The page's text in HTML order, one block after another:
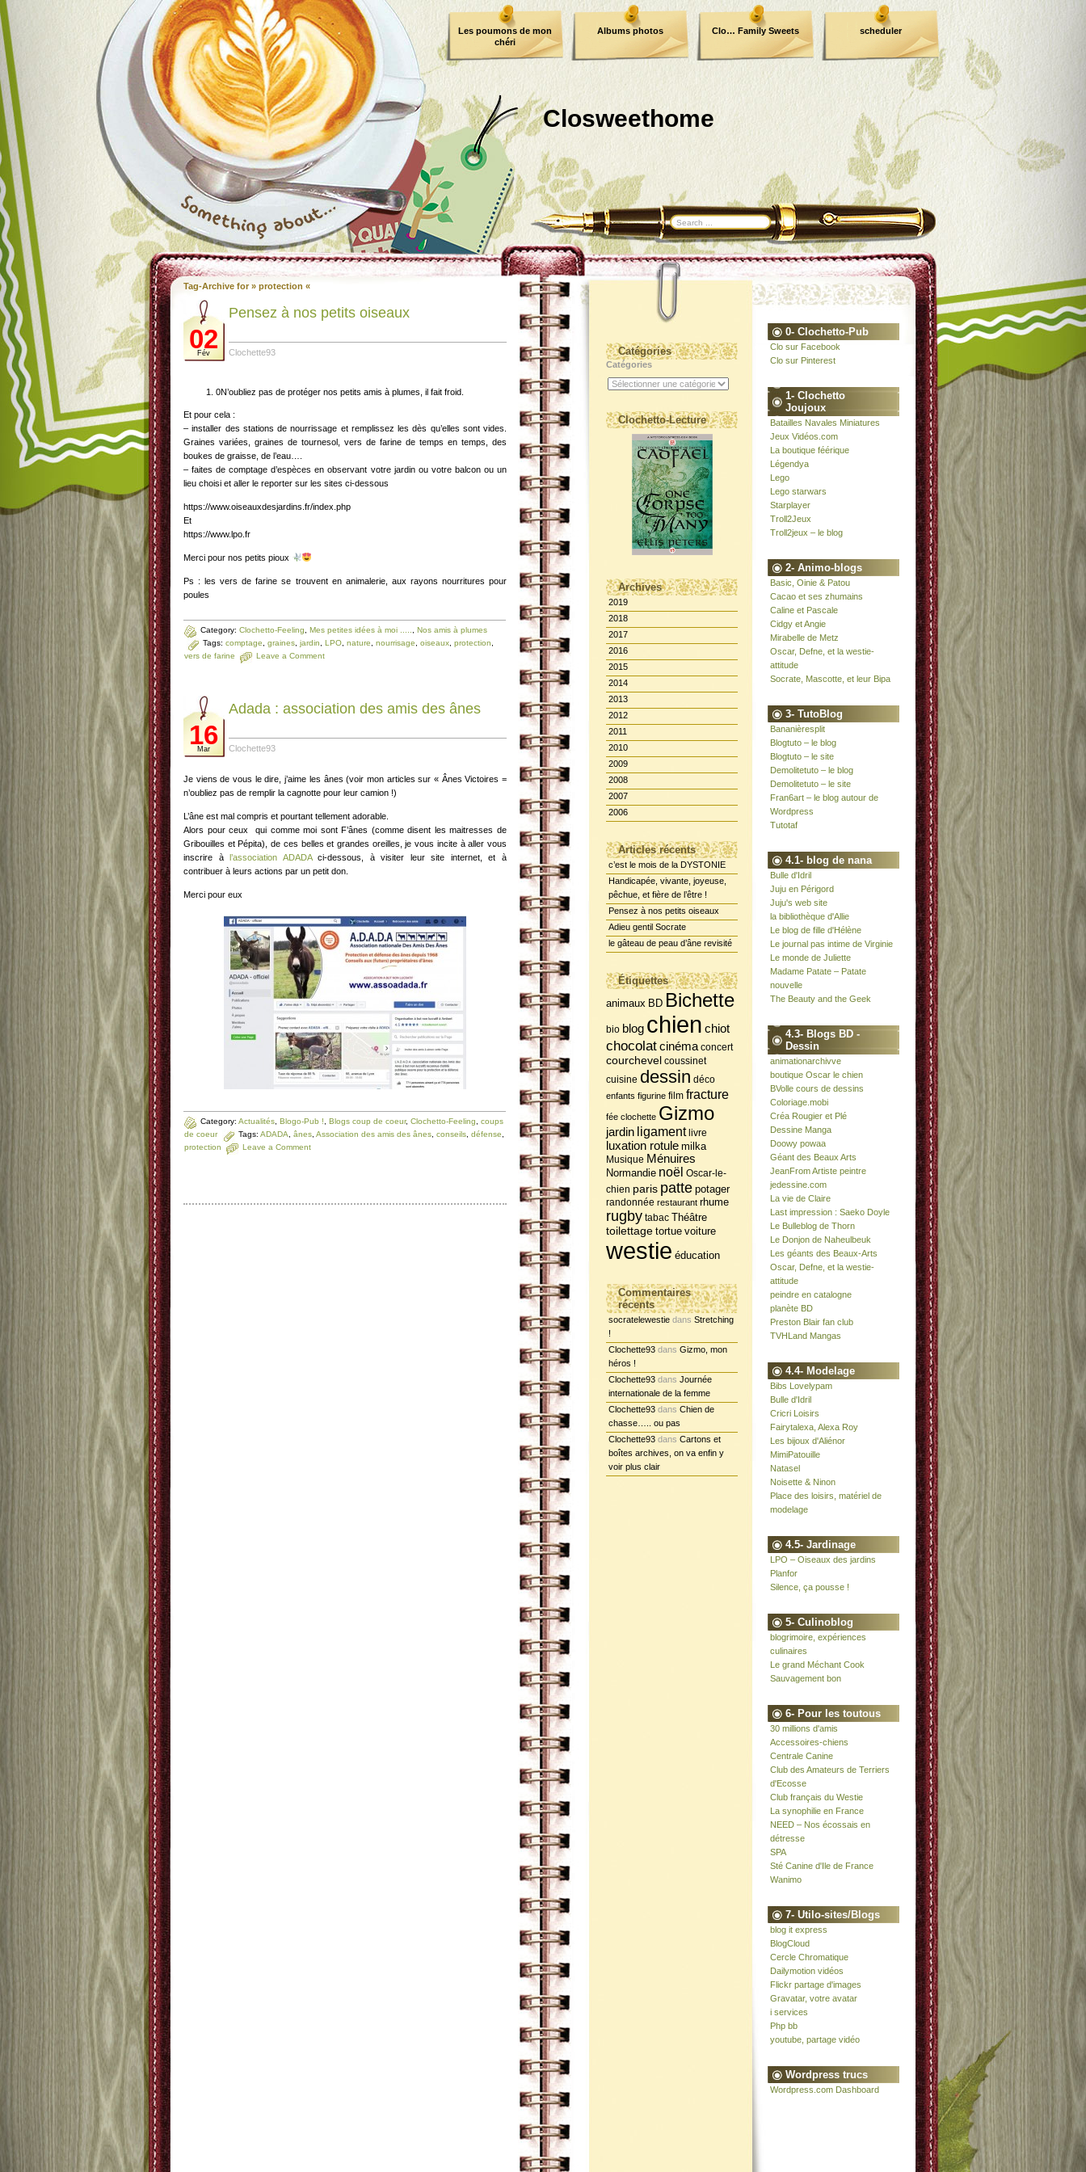
Closweethome
Les poumons de mon
chéri
Albums photos Clo… Family Sweets scheduler
Tag-Archive for » protection «
02
Fév
Pensez à nos petits oiseaux
Clochette93
0N’oubliez pas de protéger nos petits amis à plumes, il fait froid.
Et pour cela :
– installer des stations de nourrissage et remplissez les dès qu’elles sont vides.
Graines variées, graines de tournesol, vers de farine de temps en temps, des
boukes de graisse, de l’eau….
– faites de comptage d’espèces en observant votre jardin ou votre balcon ou un
lieu choisi et aller le reporter sur les sites ci-dessous
https://www.oiseauxdesjardins.fr/index.php
Et
https://www.lpo.fr
Merci pour nos petits pioux
Ps : les vers de farine se trouvent en animalerie, aux rayons nourritures pour
poules
Category: Clochetto-Feeling Mes petites idées à moi .....
Nos amis à plumes
Tags: comptage graines jardin LPO nature nourrisage oiseaux protection
vers de farine
Leave a Comment
16
Mar
Adada : association des amis des ânes
Clochette93
Je viens de vous le dire, j’aime les ânes (voir mon articles sur « Ânes Victoires =
n’oubliez pas de remplir la cagnotte pour leur camion !)
L’âne est mal compris et pourtant tellement adorable.
Alors pour ceux qui comme moi sont F’ânes (comme disent les maitresses de
Gribouilles et Pépita), de ces belles et grandes oreilles, je vous incite à aller vous
inscrire àl’association ADADAci-dessous, à visiter leur site internet, et à
contribuer à leurs actions par un petit don.
Merci pour eux
Category: Actualités Blogo-Pub ! Blogs coup de coeur, Clochetto-Feeling
coups
de coeur
Tags: ADADA ânes Association des amis des ânes conseils défense
protection
Leave a Comment
Catégories
Catégories
Clochetto-Lecture
Archives
2019
2018
2017
2016
2015
2014
2013
2012
2011
2010
2009
2008
2007
2006
Articles récents
c’est le mois de la DYSTONIE
Handicapée, vivante, joyeuse,
pêchue, et fière de l’être !
Pensez à nos petits oiseaux
Adieu gentil Socrate
le gâteau de peau d’âne revisité
Étiquettes
animaux BD Bichette
bio blog chien chiot
chocolatcinéma concert
courchevel coussinet
cuisine dessin déco
enfants figurine film fracture
fée clochette Gizmo
jardin ligament livre
luxation rotule milka
Musique Ménuires
Normandie noël Oscar-le-
chien paris patte potager
randonnée restaurant rhume
rugby tabac Théâtre
toilettage tortue voiture
westie éducation
Commentaires
récents
socratelewestie dans Stretching
!
Clochette93 dans Gizmo, mon
héros !
Clochette93 dans Journée
internationale de la femme
Clochette93 dans Chien de
chasse….. ou pas
Clochette93 dans Cartons et
boîtes archives, on va enfin y
voir plus clair
0- Clochetto-Pub
Clo sur Facebook
Clo sur Pinterest
1- Clochetto
Joujoux
Batailles Navales Miniatures
Jeux Vidéos.com
La boutique féérique
Légendya
Lego
Lego starwars
Starplayer
Troll2Jeux
Troll2jeux – le blog
2- Animo-blogs
Basic, Oinie & Patou
Cacao et ses zhumains
Caline et Pascale
Cidgy et Angie
Mirabelle de Metz
Oscar, Defne, et la westie-
attitude
Socrate, Mascotte, et leur Bipa
3- TutoBlog
Bananièresplit
Blogtuto – le blog
Blogtuto – le site
Demolitetuto – le blog
Demolitetuto – le site
Fran6art – le blog autour de
Wordpress
Tutotaf
4.1- blog de nana
Bulle d'Idril
Juju en Périgord
Juju's web site
la bibliothèque d'Allie
Le blog de fille d'Hélène
Le journal pas intime de Virginie
Le monde de Juliette
Madame Patate – Patate
nouvelle
The Beauty and the Geek
4.3- Blogs BD -
Dessin
animationarchivve
boutique Oscar le chien
BVolle cours de dessins
Coloriage.mobi
Créa Rougier et Plé
Dessine Manga
Doowy powaa
Géant des Beaux Arts
JeanFrom Artiste peintre
jedessine.com
La vie de Claire
Last impression : Saeko Doyle
Le Bulleblog de Thorn
Le Donjon de Naheulbeuk
Les géants des Beaux-Arts
Oscar, Defne, et la westie-
attitude
peindre en catalogne
planète BD
Preston Blair fan club
TVHLand Mangas
4.4- Modelage
Bibs Lovelypam
Bulle d'Idril
Cricri Loisirs
Fairytalexa, Alexa Roy
Les bijoux d'Aliénor
MimiPatouille
Natasel
Noisette & Ninon
Place des loisirs, matériel de
modelage
4.5- Jardinage
LPO – Oiseaux des jardins
Planfor
Silence, ça pousse !
5- Culinoblog
blogrimoire, expériences
culinaires
Le grand Méchant Cook
Sauvagement bon
6- Pour les toutous
30 millions d'amis
Accessoires-chiens
Centrale Canine
Club des Amateurs de Terriers
d'Ecosse
Club français du Westie
La synophilie en France
NEED – Nos écossais en
détresse
SPA
Sté Canine d'Ile de France
Wanimo
7- Utilo-sites/Blogs
blog it express
BlogCloud
Cercle Chromatique
Dailymotion vidéos
Flickr partage d'images
Gravatar, votre avatar
i services
Php bb
youtube, partage vidéo
Wordpress trucs
Wordpress.com Dashboard